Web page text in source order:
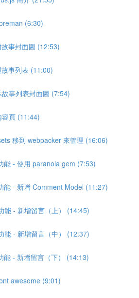
(6:30)
事封面圖 (12:53)
事列表 (11:00)
事列表封面圖 (7:54)
頁 (11:44)
移到 webpacker 來管理 (16:06)
能 - 使用 paranoia gem (7:53)
能 - 新增 Comment Model (11:27)
能 - 新增留言（上） (14:45)
能 - 新增留言（中） (12:37)
能 - 新增留言（下） (14:13)
awesome (9:01)